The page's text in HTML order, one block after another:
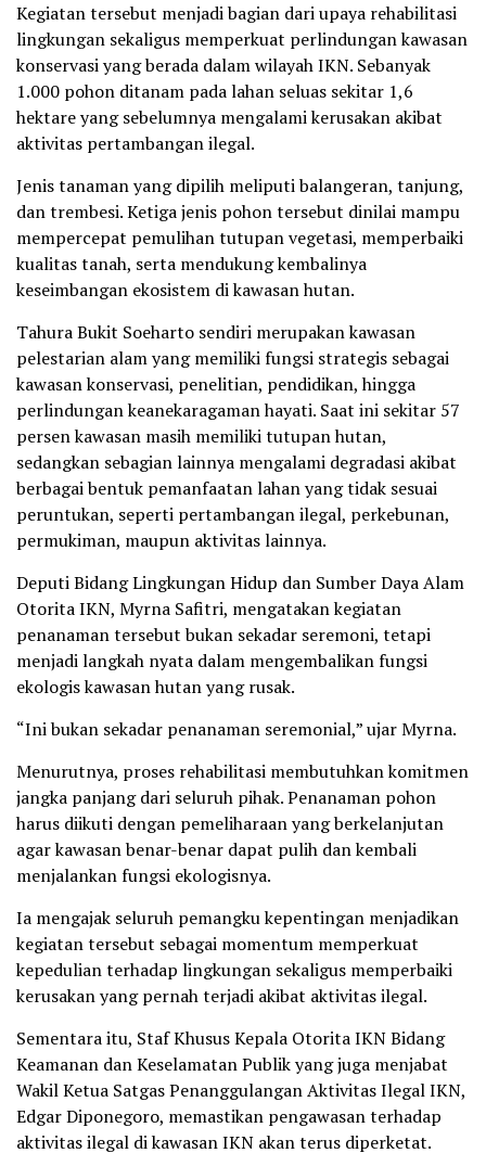
Kegiatan tersebut menjadi bagian dari upaya rehabilitasi
lingkungan sekaligus memperkuat perlindungan kawasan
konservasi yang berada dalam wilayah IKN. Sebanyak
1.000 pohon ditanam pada lahan seluas sekitar 1,6
hektare yang sebelumnya mengalami kerusakan akibat
aktivitas pertambangan ilegal.
Jenis tanaman yang dipilih meliputi balangeran, tanjung,
dan trembesi. Ketiga jenis pohon tersebut dinilai mampu
mempercepat pemulihan tutupan vegetasi, memperbaiki
kualitas tanah, serta mendukung kembalinya
keseimbangan ekosistem di kawasan hutan.
Tahura Bukit Soeharto sendiri merupakan kawasan
pelestarian alam yang memiliki fungsi strategis sebagai
kawasan konservasi, penelitian, pendidikan, hingga
perlindungan keanekaragaman hayati. Saat ini sekitar 57
persen kawasan masih memiliki tutupan hutan,
sedangkan sebagian lainnya mengalami degradasi akibat
berbagai bentuk pemanfaatan lahan yang tidak sesuai
peruntukan, seperti pertambangan ilegal, perkebunan,
permukiman, maupun aktivitas lainnya.
Deputi Bidang Lingkungan Hidup dan Sumber Daya Alam
Otorita IKN, Myrna Safitri, mengatakan kegiatan
penanaman tersebut bukan sekadar seremoni, tetapi
menjadi langkah nyata dalam mengembalikan fungsi
ekologis kawasan hutan yang rusak.
“Ini bukan sekadar penanaman seremonial,” ujar Myrna.
Menurutnya, proses rehabilitasi membutuhkan komitmen
jangka panjang dari seluruh pihak. Penanaman pohon
harus diikuti dengan pemeliharaan yang berkelanjutan
agar kawasan benar-benar dapat pulih dan kembali
menjalankan fungsi ekologisnya.
Ia mengajak seluruh pemangku kepentingan menjadikan
kegiatan tersebut sebagai momentum memperkuat
kepedulian terhadap lingkungan sekaligus memperbaiki
kerusakan yang pernah terjadi akibat aktivitas ilegal.
Sementara itu, Staf Khusus Kepala Otorita IKN Bidang
Keamanan dan Keselamatan Publik yang juga menjabat
Wakil Ketua Satgas Penanggulangan Aktivitas Ilegal IKN,
Edgar Diponegoro, memastikan pengawasan terhadap
aktivitas ilegal di kawasan IKN akan terus diperketat.